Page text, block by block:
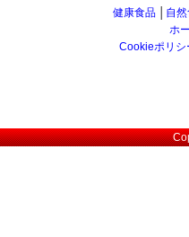
健康食品 自
ホ
Cookieポリシ